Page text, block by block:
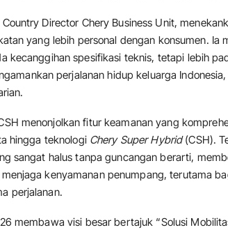
Director Chery Business Unit,
yang lebih personal dengan konsumen. Ia
kecanggihan spesifikasi teknis, tetapi lebih
perjalanan hidup keluarga
menonjolkan fitur keamanan yang
hingga teknologi Chery Super Hybrid(CSH).
sangat halus tanpa guncangan berarti,
kenyamanan penumpang, terutama
perjalanan.
membawa visi besar bertajuk “Solusi